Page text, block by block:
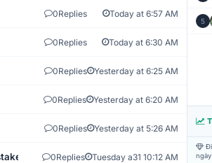
0Replies Today at 6:57 AM
0Replies Today at 6:30 AM
0Replies Yesterday at 6:25 AM
0Replies Yesterday at 6:20 AM
0Replies Yesterday at 5:26 AM
0Replies Tuesday a31 10:12 AM
5